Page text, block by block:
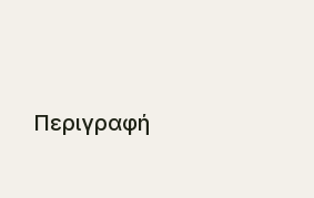
Περιγραφή